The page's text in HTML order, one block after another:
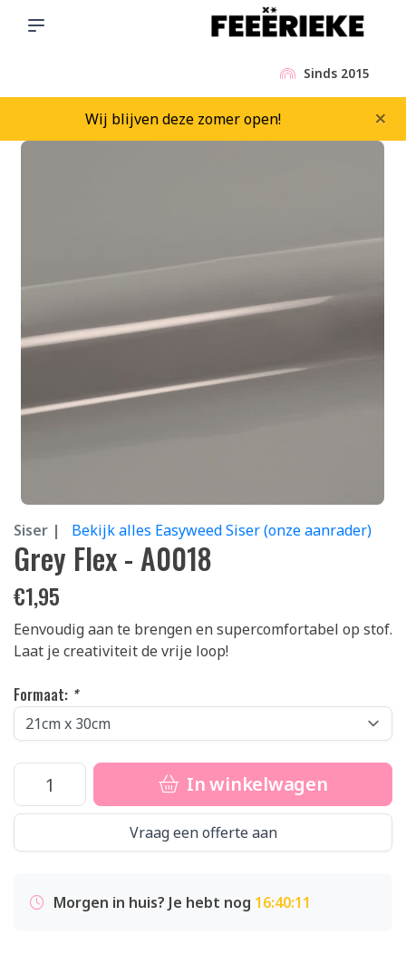
Wij blijven deze zomer open! ×
Siser | Bekijk alles Easyweed Siser (onze aanrader)
Grey Flex - A0018
€1,95
Eenvoudig aan te brengen en supercomfortabel op stof.
Laat je creativiteit de vrije loop!
Formaat: *
In winkelwagen
Vraag een offerte aan
Morgen in huis? Je hebt nog 16:40:10